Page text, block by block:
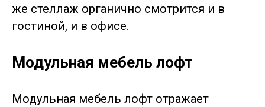
же стеллаж органично смотрится и в
гостиной, и в офисе.
Модульная мебель лофт
Модульная мебель лофт отражает